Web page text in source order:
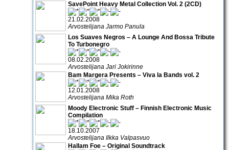
SavePoint Heavy Metal Collection Vol. 2 (2CD)
21.02.2008
Arvostelijana Jarmo Panula
Los Suaves Negros – A Lounge And Bossa Tribute
To Turbonegro
08.02.2008
Arvostelijana Jari Jokirinne
Bam Margera Presents – Viva la Bands vol. 2
12.01.2008
Arvostelijana Mika Roth
Moody Electronic Stuff – Finnish Electronic Music
Compilation
18.10.2007
Arvostelijana Ilkka Valpasvuo
Hallam Foe – Original Soundtrack